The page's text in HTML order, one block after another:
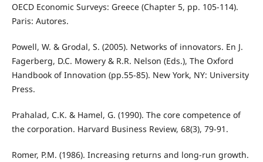
OECD Economic Surveys: Greece (Chapter 5, pp. 105-114).
Paris: Autores.
Powell, W. & Grodal, S. (2005). Networks of innovators. En J.
Fagerberg, D.C. Mowery & R.R. Nelson (Eds.), The Oxford
Handbook of Innovation (pp.55-85). New York, NY: University
Press.
Prahalad, C.K. & Hamel, G. (1990). The core competence of
the corporation. Harvard Business Review, 68(3), 79-91.
Romer, P.M. (1986). Increasing returns and long-run growth.